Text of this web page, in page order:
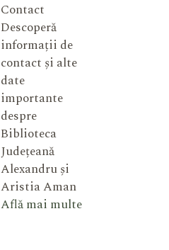
Contact
Descoperă
informații de
contact și alte
date
importante
despre
Biblioteca
Județeană
Alexandru și
Aristia Aman
Află mai multe